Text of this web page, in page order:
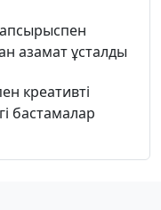
азамат ұсталды
креативті
бастамалар